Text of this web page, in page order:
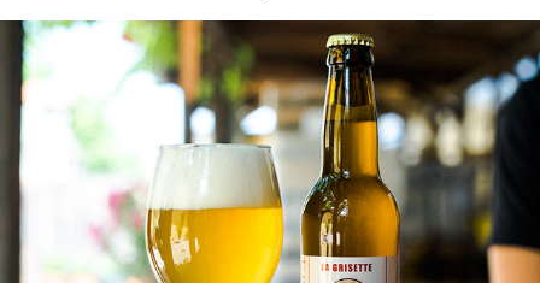
Sörös címke design
2020